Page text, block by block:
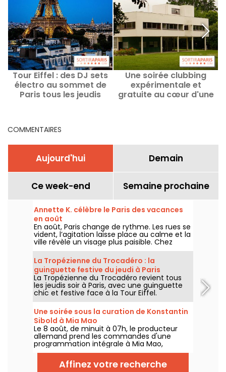
Tour Eiffel : des DJ sets
électro au sommet de
Paris tous les jeudis
Une soirée clubbing
expérimentale et
gratuite au cœur d'une
COMMENTAIRES
Aujourd'hui Demain
Ce week-end Semaine prochaine
Annette K. célèbre le Paris des vacances
en août
En août, Paris change de rythme. Les rues se
vident, l’agitation laisse place au calme et la
ville révèle un visage plus paisible. Chez
Annette K., on profite de cette parenthèse
unique pour prolonger l’esprit des vacances,
les pieds presque dans l’eau, avant le retour
à la rentrée.
La Tropézienne du Trocadéro : la
guinguette festive du jeudi à Paris
La Tropézienne du Trocadéro revient tous
les jeudis soir à Paris, avec une guinguette
chic et festive face à la Tour Eiffel.
Une soirée sous la curation de Konstantin
Sibold à Mia Mao
Le 8 août, de minuit à 07h, le producteur
allemand prend les commandes d'une
programmation intégrale à Mia Mao,
entouré de Hardt Antoine et EG, pour une
soirée qui traverse la house mélodique, la
techno et leurs zones frontières.
Affinez votre recherche